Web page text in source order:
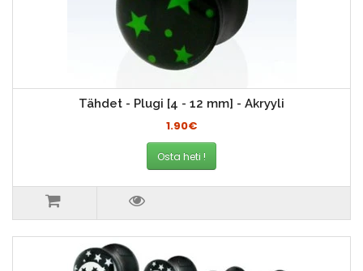
Tähdet - Plugi [4 - 12 mm] - Akryyli
1.90€
Osta heti !